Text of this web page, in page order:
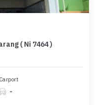
( Ni 7464 )
Carport
-